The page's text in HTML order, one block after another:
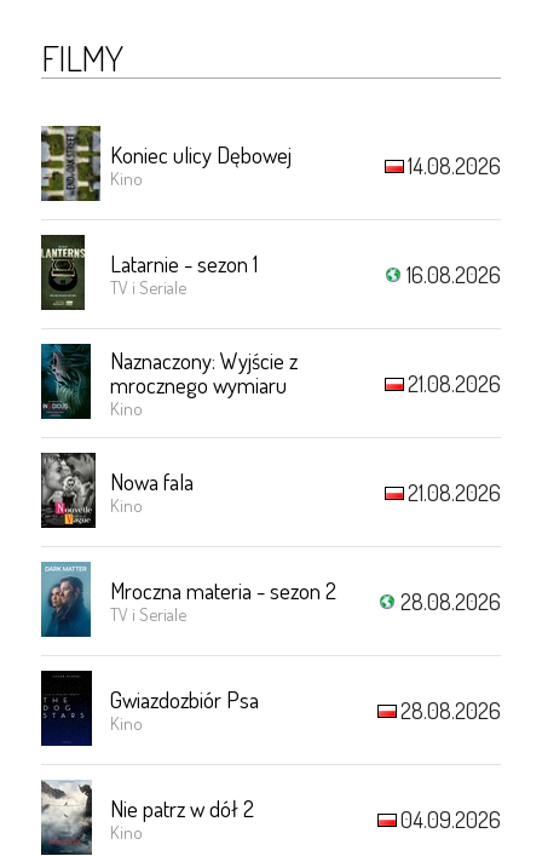
FILMY
Koniec ulicy Dębowej
Kino 14.08.2026
Latarnie - sezon 1
TV i Seriale 16.08.2026
Naznaczony: Wyjście z
mrocznego wymiaru
Kino
21.08.2026
Nowa fala
Kino 21.08.2026
Mroczna materia - sezon 2
TV i Seriale 28.08.2026
Gwiazdozbiór Psa
Kino 28.08.2026
Nie patrz w dół 2
Kino 04.09.2026